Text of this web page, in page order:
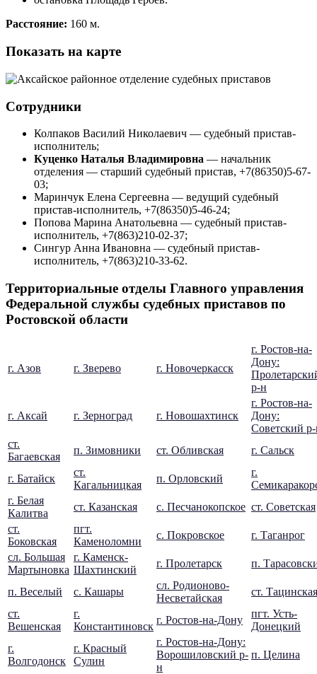
Расстояние: 160 м.
Показать на карте
Сотрудники
Колпаков Василий Николаевич — судебный пристав-
исполнитель;
Куценко Наталья Владимировна — начальник
отделения — старший судебный пристав, +7(86350)5-67-
03;
Маринчук Елена Сергеевна — ведущий судебный
пристав-исполнитель, +7(86350)5-46-24;
Попова Марина Анатольевна — судебный пристав-
исполнитель, +7(863)210-02-37;
Сингур Анна Ивановна — судебный пристав-
исполнитель, +7(863)210-33-62.
Территориальные отделы Главного управления
Федеральной службы судебных приставов по
Ростовской области
г. Азов г. Зверево г. Новочеркасск
г. Ростов-на-
Дону:
р-н
г. Аксай г. Зерноград г. Новошахтинск
г. Ростов-на-
Дону:
Советский
ст.
Багаевская
п. Зимовники ст. Обливская г. Сальск
г. Батайск
ст.
Кагальницкая
п. Орловский
г.
г. Белая
Калитва
ст. Казанская с. Песчанокопское ст. Советская
ст.
Боковская
пгт.
Каменоломни
с. Покровское
г. Таганрог
сл. Большая
Мартыновка
г. Каменск-
Шахтинский
г. Пролетарск п.
п. Веселый с. Кашары
сл. Родионово-
Несветайская
ст. Тацинская
ст.
Вешенская
г.
Константиновск
г. Ростов-на-Дону
пгт. Усть-
Донецкий
г.
Волгодонск
г. Красный
Сулин
г. Ростов-на-Дону:
Ворошиловский р-
н
п. Целина